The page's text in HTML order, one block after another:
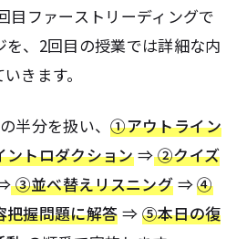
目ファーストリーディングで
、2回目の授業では詳細な内
きます。
半分を扱い、➀アウトライン
ントロダクション⇒②クイズ
③並べ替えリスニング ⇒④
把握問題に解答 ⇒ ⑤本日の復